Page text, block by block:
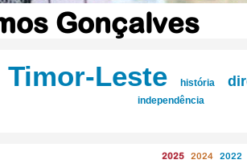
Gonçalves
Timor-Leste história
independência
2025 2024 2022